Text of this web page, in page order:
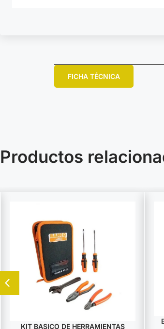
FICHA TÉCNICA
Productos
KIT BASICO DE HERRAMIENTAS